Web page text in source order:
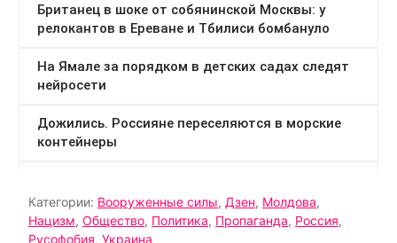
Категории: Вооруженные силы, Дзен, Молдова,
Нацизм, Общество, Политика, Пропаганда, Россия,
Русофобия, Украина